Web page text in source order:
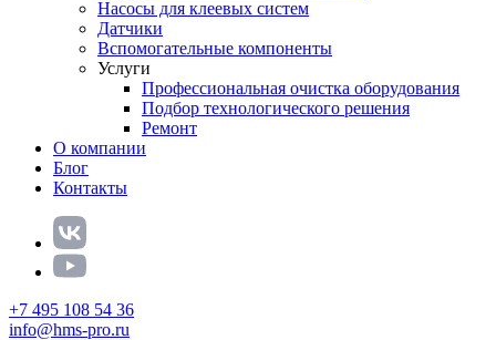
Насосы для клеевых систем
Датчики
Вспомогательные компоненты
Услуги
Профессиональная очистка оборудования
Подбор технологического решения
Ремонт
О компании
Блог
Контакты
+7 495 108 54 36
info@hms-pro.ru